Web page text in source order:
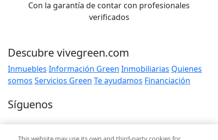
Con la garantía de contar con profesionales
verificados
Descubre vivegreen.com
Inmuebles Información Green Inmobiliarias Quienes
somos Servicios Green Te ayudamos Financiación
Síguenos
Contacto